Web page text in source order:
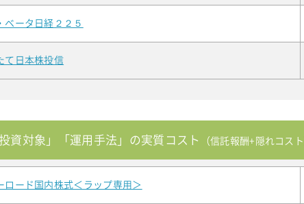
ベータ日経２２５
て日本株投信
資対象」「運用手法」の実質コスト （信託報酬+隠れコスト
ロード国内株式＜ラップ専用＞